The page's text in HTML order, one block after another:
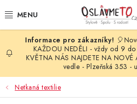
na
OSLAVA NAROZENIN
STYLOVÁ PARTY
DEKORACE A VÝZDOBA
KAŽDOU NEDĚLI - vždy od 9
KVĚTNA NÁS NAJDETE NA NOVÉ
vedle - Plzeňská 353 -
Netkaná textilie